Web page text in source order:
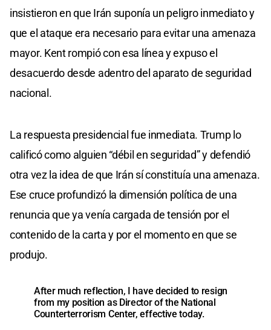
insistieron en que Irán suponía un peligro inmediato y
que el ataque era necesario para evitar una amenaza
mayor. Kent rompió con esa línea y expuso el
desacuerdo desde adentro del aparato de seguridad
nacional.
La respuesta presidencial fue inmediata. Trump lo
calificó como alguien “débil en seguridad” y defendió
otra vez la idea de que Irán sí constituía una amenaza.
Ese cruce profundizó la dimensión política de una
renuncia que ya venía cargada de tensión por el
contenido de la carta y por el momento en que se
produjo.
After much reflection, I have decided to resign
from my position as Director of the National
Counterterrorism Center, effective today.